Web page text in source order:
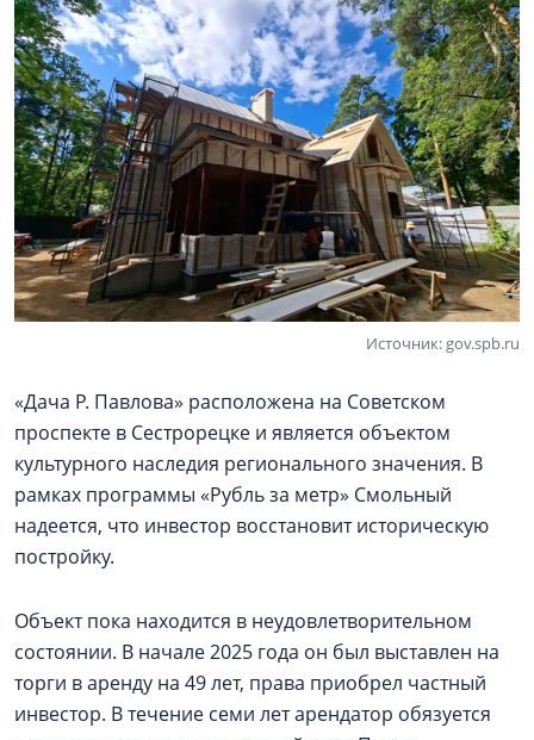
Источник: gov.spb.ru
«Дача Р. Павлова» расположена на Советском
проспекте в Сестрорецке и является объектом
культурного наследия регионального значения. В
рамках программы «Рубль за метр» Смольный
надеется, что инвестор восстановит историческую
постройку.
Объект пока находится в неудовлетворительном
состоянии. В начале 2025 года он был выставлен на
торги в аренду на 49 лет, права приобрел частный
инвестор. В течение семи лет арендатор обязуется